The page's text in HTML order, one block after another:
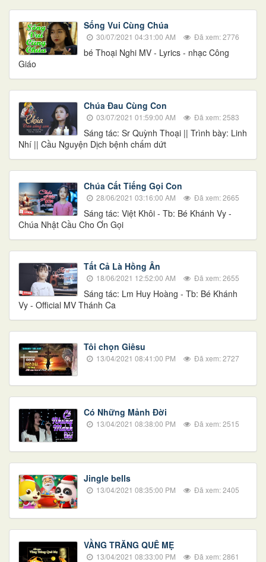
Sống Vui Cùng Chúa
30/07/2021 04:31:00 AM Đã xem: 2776
bé Thoại Nghi MV - Lyrics - nhạc Công
Giáo
Chúa Đau Cùng Con
03/07/2021 01:59:00 AM Đã xem: 2583
Sáng tác: Sr Quỳnh Thoại || Trình bày: Linh
Nhí || Cầu Nguyện Dịch bệnh chấm dứt
Chúa Cất Tiếng Gọi Con
28/06/2021 03:16:00 AM Đã xem: 2665
Sáng tác: Việt Khôi - Tb: Bé Khánh Vy -
Chúa Nhật Cầu Cho Ơn Gọi
Tất Cả Là Hồng Ân
18/06/2021 12:52:00 AM Đã xem: 2655
Sáng tác: Lm Huy Hoàng - Tb: Bé Khánh
Vy - Official MV Thánh Ca
Tôi chọn Giêsu
13/04/2021 08:41:00 PM Đã xem: 2727
Có Những Mảnh Đời
13/04/2021 08:38:00 PM Đã xem: 2515
Jingle bells
13/04/2021 08:35:00 PM Đã xem: 2405
VẦNG TRĂNG QUÊ MẸ
13/04/2021 08:33:00 PM Đã xem: 2861